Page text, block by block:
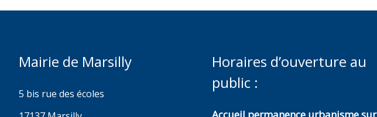
Mairie de Marsilly
5 bis rue des écoles
Horaires d’ouverture au
public :